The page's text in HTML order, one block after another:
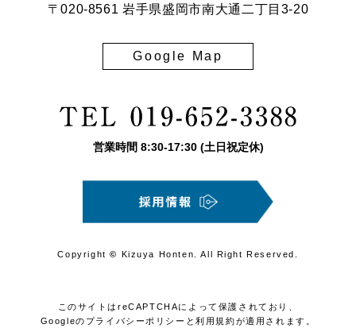
〒020-8561 岩手県盛岡市南大通二丁目3-20
Google Map
営業時間 8:30-17:30(土日祝定休)
Copyright© Kizuya Honten. All Right Reserved.
このサイトはreCAPTCHAによって保護されており、
Googleの プライバシーポリシー と利用規約が適用されます。